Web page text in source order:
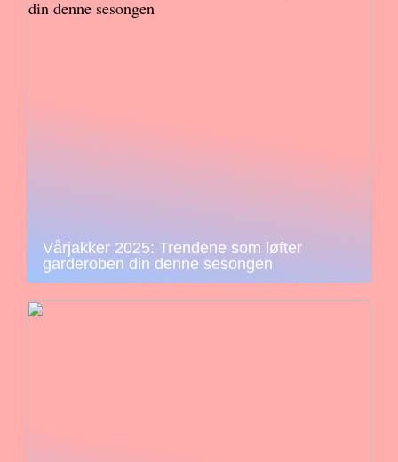
Vårjakker 2025: Trendene som løfter
garderoben din denne sesongen